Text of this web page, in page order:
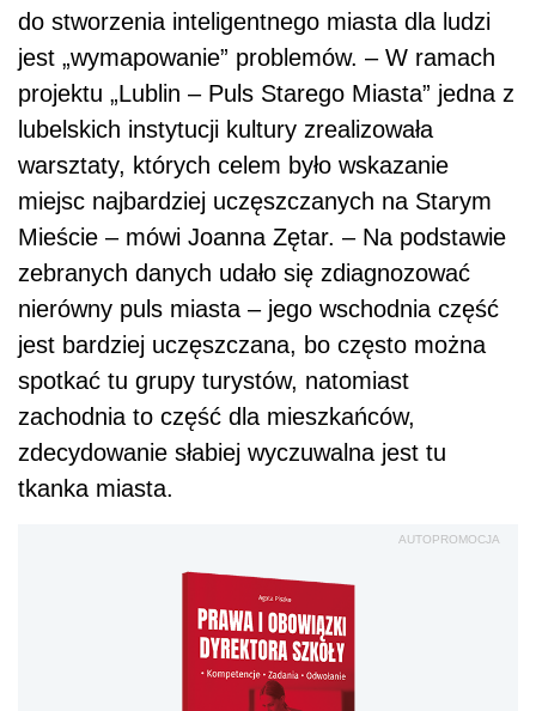
do stworzenia inteligentnego miasta dla ludzi
jest „wymapowanie” problemów. – W ramach
projektu „Lublin – Puls Starego Miasta” jedna z
lubelskich instytucji kultury zrealizowała
warsztaty, których celem było wskazanie
miejsc najbardziej uczęszczanych na Starym
Mieście – mówi Joanna Zętar. – Na podstawie
zebranych danych udało się zdiagnozować
nierówny puls miasta – jego wschodnia część
jest bardziej uczęszczana, bo często można
spotkać tu grupy turystów, natomiast
zachodnia to część dla mieszkańców,
zdecydowanie słabiej wyczuwalna jest tu
tkanka miasta.
AUTOPROMOCJA